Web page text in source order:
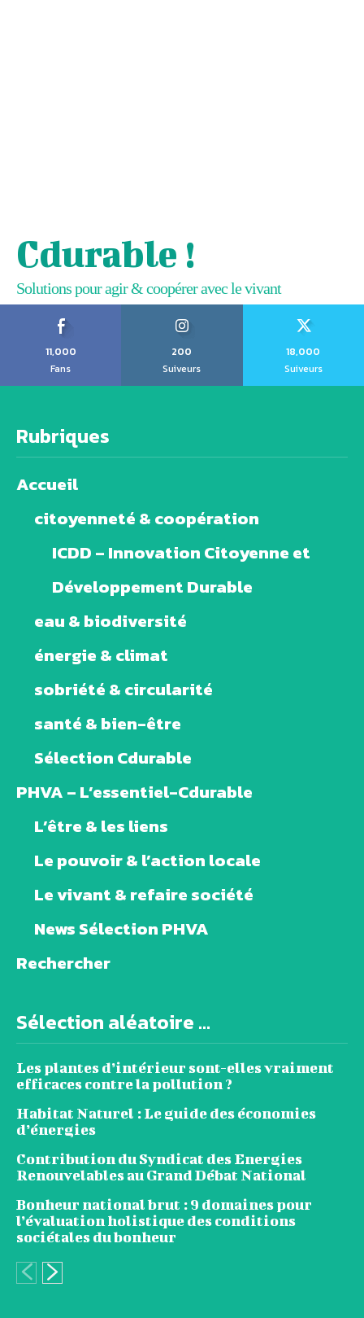
Cdurable !
Solutions pour agir & coopérer avec le vivant
11,000
Fans
200
Suiveurs
18,000
Suiveurs
Rubriques
Accueil
citoyenneté & coopération
ICDD – Innovation Citoyenne et
Développement Durable
eau & biodiversité
énergie & climat
sobriété & circularité
santé & bien-être
Sélection Cdurable
PHVA – L’essentiel-Cdurable
L’être & les liens
Le pouvoir & l’action locale
Le vivant & refaire société
News Sélection PHVA
Rechercher
Sélection aléatoire ...
Les plantes d’intérieur sont-elles vraiment
efficaces contre la pollution ?
Habitat Naturel : Le guide des économies
d’énergies
Contribution du Syndicat des Energies
Renouvelables au Grand Débat National
Bonheur national brut : 9 domaines pour
l’évaluation holistique des conditions
sociétales du bonheur